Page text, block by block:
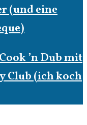
(und eine
’n Dub mit
Club (ich koch